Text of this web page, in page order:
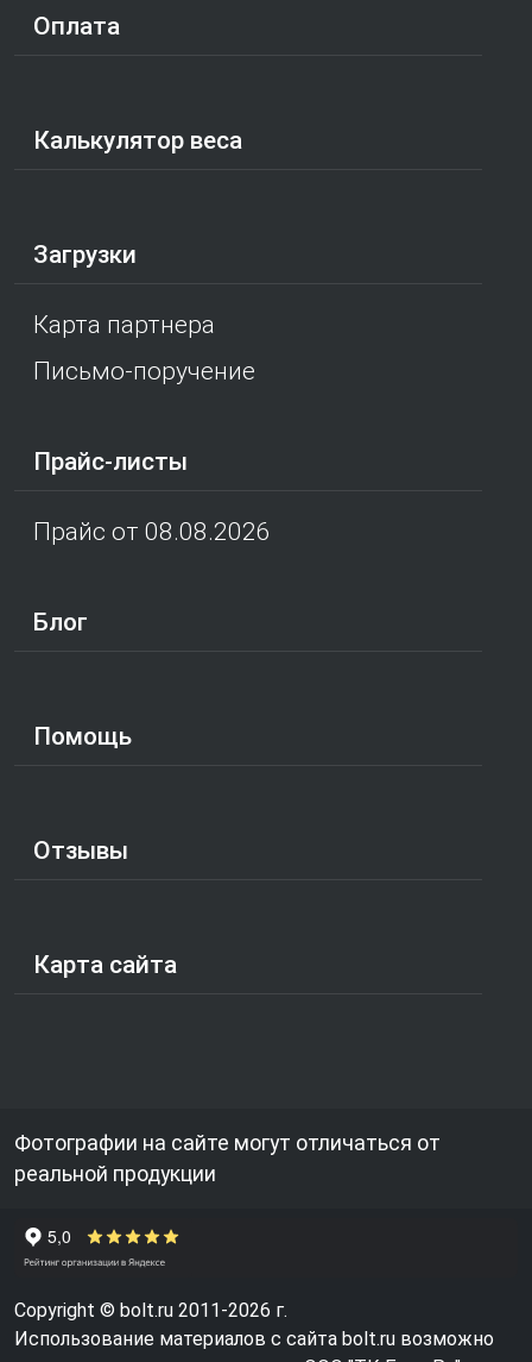
Оплата
Калькулятор веса
Загрузки
Карта партнера
Письмо-поручение
Прайс-листы
Прайс от 08.08.2026
Блог
Помощь
Отзывы
Карта сайта
Фотографии на сайте могут отличаться от
реальной продукции
Copyright © bolt.ru 2011-2026 г.
Использование материалов с сайта bolt.ru возможно